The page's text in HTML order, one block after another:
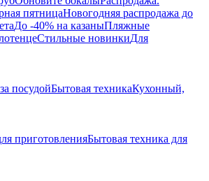
пятницаНовогодняя распродажа до
До -40% на казаныПляжные
Стильные новинкиДля
посудойБытовая техникаКухонный,
приготовленияБытовая техника для